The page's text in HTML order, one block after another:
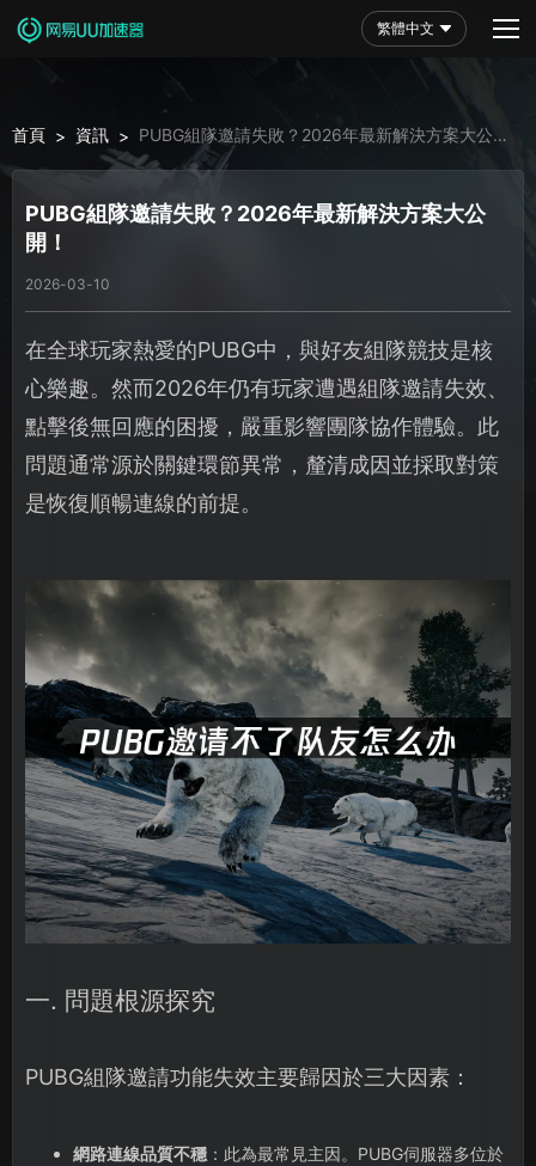
繁體中文
首頁 > 資訊 > PUBG組隊邀請失敗？2026年最新解決方案大公
開！
PUBG組隊邀請失敗？2026年最新解決方案大公
開！
2026-03-10
在全球玩家熱愛的PUBG中，與好友組隊競技是核
心樂趣。然而2026年仍有玩家遭遇組隊邀請失效、
點擊後無回應的困擾，嚴重影響團隊協作體驗。此
問題通常源於關鍵環節異常，釐清成因並採取對策
是恢復順暢連線的前提。
一. 問題根源探究
PUBG組隊邀請功能失效主要歸因於三大因素：
網路連線品質不穩：此為最常見主因。PUBG伺服器多位於